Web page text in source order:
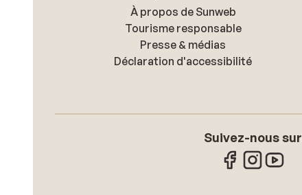
À propos de Sunweb
Tourisme responsable
Presse & médias
Déclaration d'accessibilité
Suivez-nous sur